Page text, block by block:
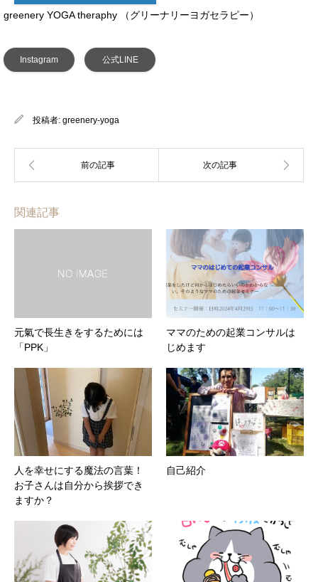
greenery YOGA theraphy （グリーナリーヨガセラピー）
Instagram 公式LINE
投稿者: greenery‐yoga
関連記事
元氣で長生きをするためには
「PPK」
ママのための起業コンサルは
じめます
人を幸せにする魔法の言葉！
お子さんは自分から挨拶でき
ますか？
自己紹介